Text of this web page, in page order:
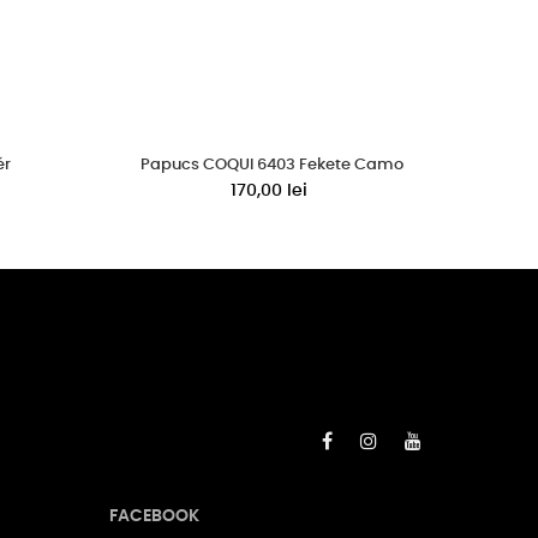
Papucs COQUI 6403 Fekete Camo
170,00 lei
FACEBOOK